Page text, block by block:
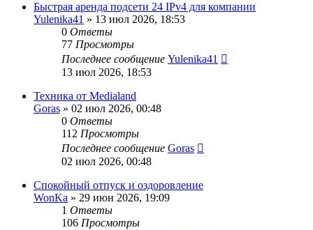
Быстрая аренда подсети 24 IPv4 для компании
Yulenika41 » 13 июл 2026, 18:53
0 Ответы
77 Просмотры
Последнее сообщение Yulenika41
13 июл 2026, 18:53
Техника от Medialand
Goras » 02 июл 2026, 00:48
0 Ответы
112 Просмотры
Последнее сообщение Goras
02 июл 2026, 00:48
Спокойный отпуск и оздоровление
WonKa » 29 июн 2026, 19:09
1 Ответы
106 Просмотры